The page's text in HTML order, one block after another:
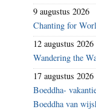
9 augustus 2026
Chanting for
12 augustus 2026
Wandering the
17 augustus 2026
Boeddha-
Boeddha van